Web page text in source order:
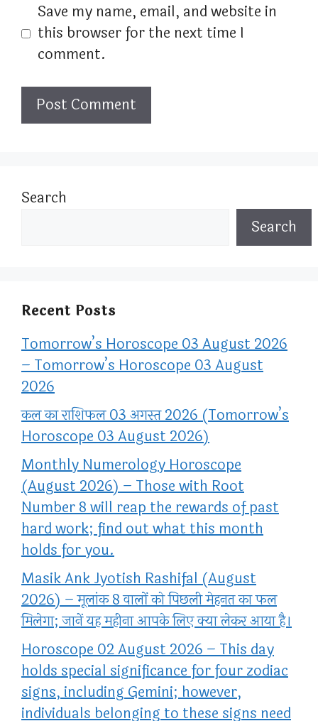
Save my name, email, and website in
this browser for the next time I
comment.
Search
Search
Recent Posts
Tomorrow’s Horoscope 03 August 2026
– Tomorrow’s Horoscope 03 August
2026
कल का राशिफल 03 अगस्त 2026 (Tomorrow’s
Horoscope 03 August 2026)
Monthly Numerology Horoscope
(August 2026) – Those with Root
Number 8 will reap the rewards of past
hard work; find out what this month
holds for you.
Masik Ank Jyotish Rashifal (August
2026) – मूलांक 8 वालों को पिछली मेहनत का फल
मिलेगा; जानें यह महीना आपके लिए क्या लेकर आया है।
Horoscope 02 August 2026 – This day
holds special significance for four zodiac
signs, including Gemini; however,
individuals belonging to these signs need